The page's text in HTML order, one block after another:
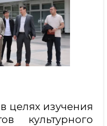
целях изучения
культурного